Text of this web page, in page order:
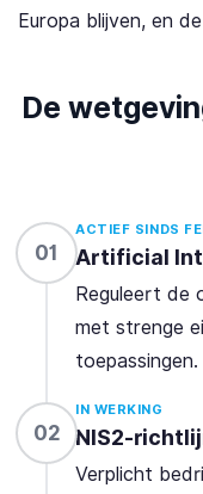
Europa blijven, en
De
01
ACTIEF SINDS
Artificial
Reguleert de
met strenge
toepassingen.
02
IN WERKING
NIS2-
Verplicht